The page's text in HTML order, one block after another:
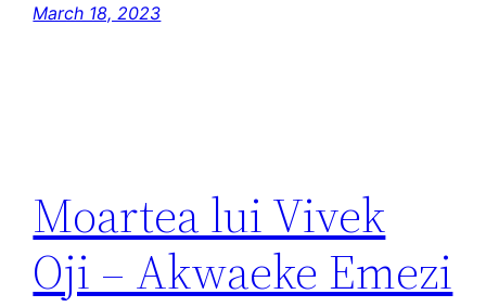
March 18, 2023
Moartea lui Vivek
Oji – Akwaeke Emezi